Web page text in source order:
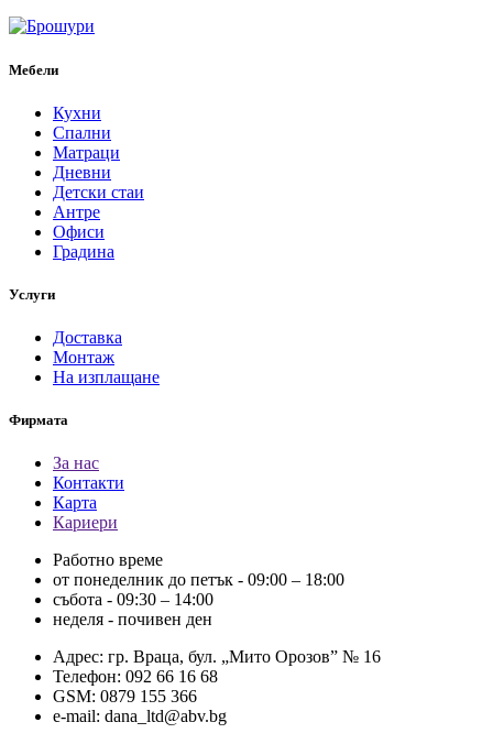
Мебели
Кухни
Спални
Матраци
Дневни
Детски стаи
Антре
Офиси
Градина
Услуги
Доставка
Монтаж
На изплащане
Фирмата
За нас
Контакти
Карта
Кариери
Работно време
от понеделник до петък - 09:00 – 18:00
събота - 09:30 – 14:00
неделя - почивен ден
Адрес: гр. Враца, бул. „Мито Орозов” № 16
Телефон: 092 66 16 68
GSM: 0879 155 366
e-mail: dana_ltd@abv.bg